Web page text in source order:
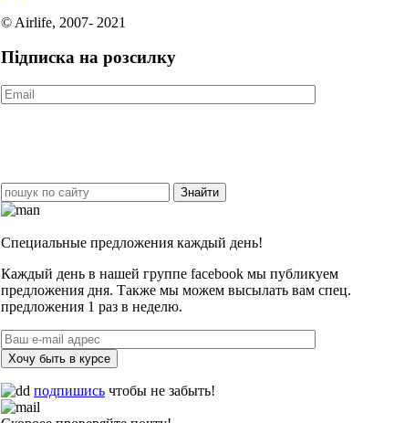
© Airlife, 2007- 2021
Підписка на розсилку
Специальные предложения каждый день!
Каждый день в нашей группе facebook мы публикуем
предложения дня. Также мы можем высылать вам спец.
предложения 1 раз в неделю.
Хочу быть в курсе
подпишись чтобы не забыть!